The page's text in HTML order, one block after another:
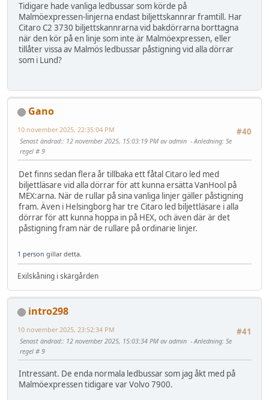
Tidigare hade vanliga ledbussar som körde på
Malmöexpressen-linjerna endast biljettskannrar framtill. Har
Citaro C2 3730 biljettskannrarna vid bakdörrarna borttagna
när den kör på en linje som inte är Malmöexpressen, eller
tillåter vissa av Malmös ledbussar påstigning vid alla dörrar
som i Lund?
Gano
#40
10 november 2025, 22:35:04 PM
Senast ändrad:: 12 november 2025, 15:03:19 PM av admin Anledning: Se
regel # 9
Det finns sedan flera år tillbaka ett fåtal Citaro led med
biljettläsare vid alla dörrar för att kunna ersätta VanHool på
MEX:arna. När de rullar på sina vanliga linjer gäller påstigning
fram. Även i Helsingborg har tre Citaro led biljettläsare i alla
dörrar för att kunna hoppa in på HEX, och även där är det
påstigning fram när de rullare på ordinarie linjer.
1 person gillar detta.
Exilskåning i skärgården
intro298
#41
10 november 2025, 23:52:34 PM
Senast ändrad:: 12 november 2025, 15:03:34 PM av admin Anledning: Se
regel # 9
Intressant. De enda normala ledbussar som jag åkt med på
Malmöexpressen tidigare var Volvo 7900.